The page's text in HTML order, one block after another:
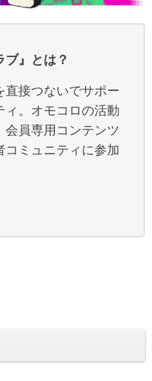
ブ』とは？
直接つないでサポー
ィ。オモコロの活動
会員専用コンテンツ
コミュニティに参加